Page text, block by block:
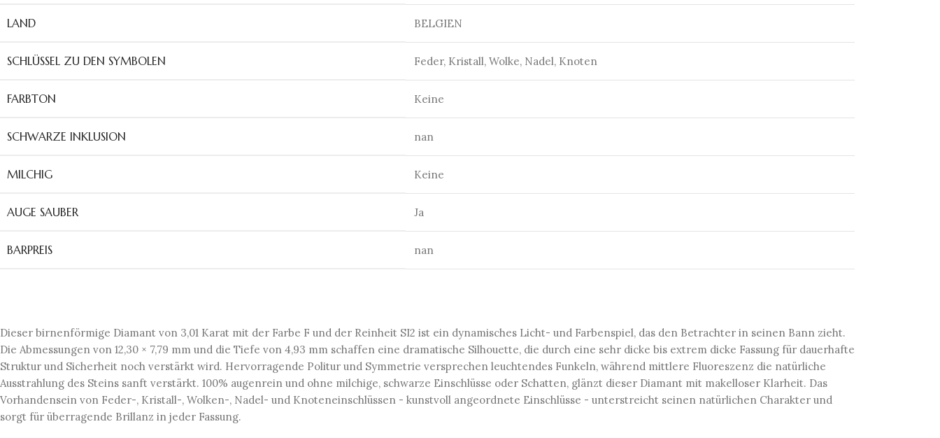
LAND BELGIEN
SCHLÜSSEL ZU DEN SYMBOLEN Feder, Kristall, Wolke, Nadel, Knoten
FARBTON Keine
SCHWARZE INKLUSION nan
MILCHIG Keine
AUGE SAUBER Ja
BARPREIS nan
Dieser birnenförmige Diamant von 3,01 Karat mit der Farbe F und der Reinheit SI2 ist ein dynamisches Licht- und Farbenspiel, das den Betrachter in seinen Bann zieht.
Die Abmessungen von 12,30 × 7,79 mm und die Tiefe von 4,93 mm schaffen eine dramatische Silhouette, die durch eine sehr dicke bis extrem dicke Fassung für dauerhafte
Struktur und Sicherheit noch verstärkt wird. Hervorragende Politur und Symmetrie versprechen leuchtendes Funkeln, während mittlere Fluoreszenz die natürliche
Ausstrahlung des Steins sanft verstärkt. 100% augenrein und ohne milchige, schwarze Einschlüsse oder Schatten, glänzt dieser Diamant mit makelloser Klarheit. Das
Vorhandensein von Feder-, Kristall-, Wolken-, Nadel- und Knoteneinschlüssen - kunstvoll angeordnete Einschlüsse - unterstreicht seinen natürlichen Charakter und
sorgt für überragende Brillanz in jeder Fassung.